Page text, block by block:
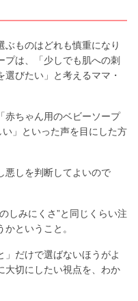
ものはどれも慎重になり
プは、「少しでも肌への刺
びたい」と考えるママ・
赤ちゃん用のベビーソープ
い」といった声を目にした方
悪しを判断してよいので
しみにくさ”と同じくらい注
ということ。
」だけで選ばないほうがよ
大切にしたい視点を、わか